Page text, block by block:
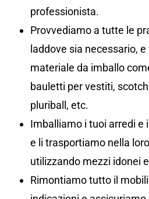
professionista.
Provvediamo a tutte le
laddove sia necessario,
materiale da imballo
bauletti per vestiti,
pluriball, etc.
Imballiamo i tuoi arredi e
e li trasportiamo nella
utilizzando mezzi idonei
Rimontiamo tutto il